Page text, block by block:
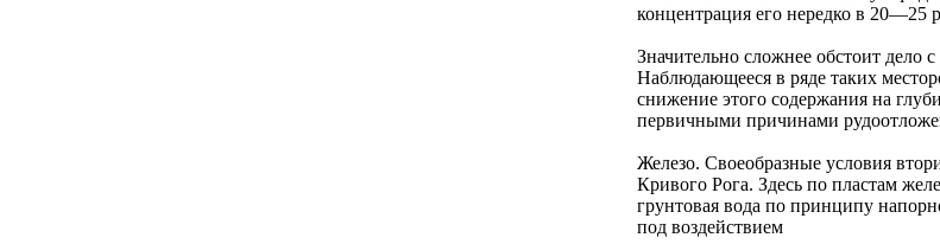
концентрация его нередко в 20—25
Значительно сложнее обстоит дело
Наблюдающееся в ряде таких
снижение этого содержания на
первичными причинами
Железо. Своеобразные условия
Кривого Рога. Здесь по пластам
грунтовая вода по принципу
под воздействием